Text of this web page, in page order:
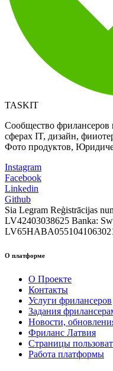
TASKIT
Сообщество
сферах IT, дизайн,
Фото продуктов,
Instagram
Facebook
Linkedin
Github
Sia Legram Reģistrācijas
LV42403038625 Banka:
О платформе
О Проекте
Контакты
Услуги фрилансеров
Задания
Новости,
Фриланс Латвия
Страницы
Работа платформы